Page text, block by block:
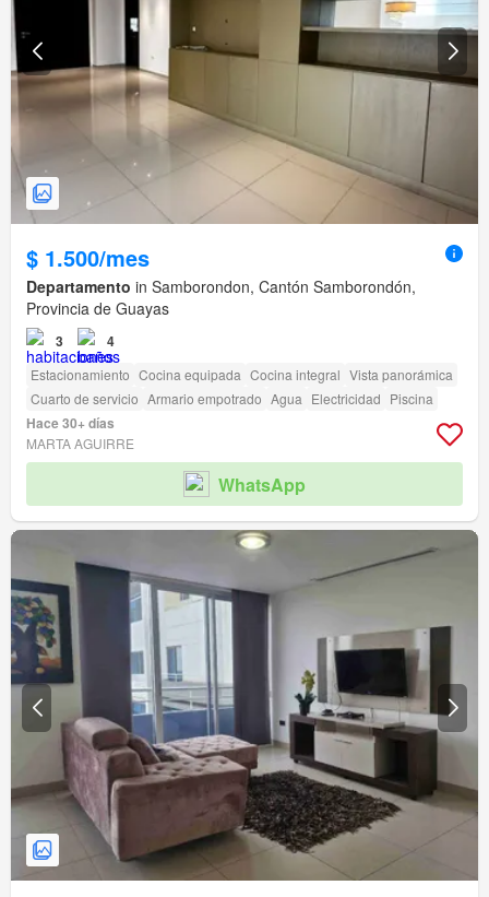
$ 1.500/mes
Departamento in Samborondon, Cantón Samborondón,
Provincia de Guayas
3 4
Estacionamiento Cocina equipada Cocina integral Vista panorámica
Cuarto de servicio Armario empotrado Agua Electricidad Piscina
Hace 30+ días
MARTA AGUIRRE
WhatsApp